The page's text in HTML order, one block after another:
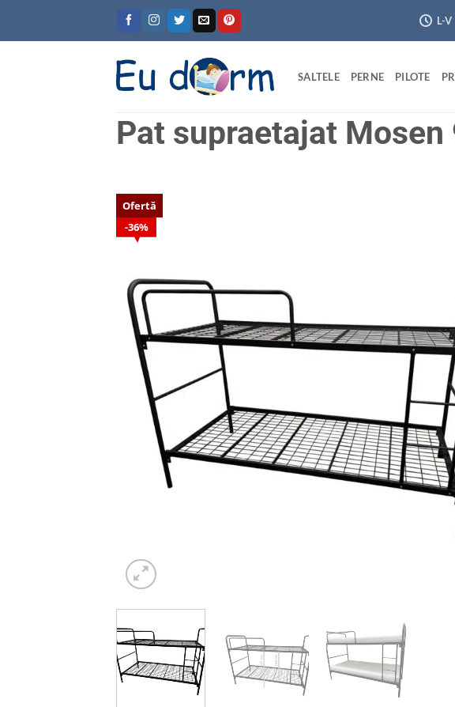
L-
SALTELE PERNE PILOTE
Pat supraetajat Mosen
36%
Ofertă